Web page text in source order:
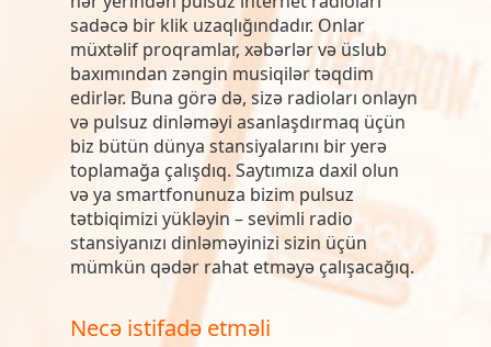
sadəcə bir klik uzaqlığındadır. Onlar
müxtəlif proqramlar, xəbərlər və üslub
baxımından zəngin musiqilər təqdim
edirlər. Buna görə də, sizə radioları onlayn
və pulsuz dinləməyi asanlaşdırmaq üçün
biz bütün dünya stansiyalarını bir yerə
toplamağa çalışdıq. Saytımıza daxil olun
və ya smartfonunuza bizim pulsuz
tətbiqimizi yükləyin – sevimli radio
stansiyanızı dinləməyinizi sizin üçün
mümkün qədər rahat etməyə çalışacağıq.
Necə istifadə etməli